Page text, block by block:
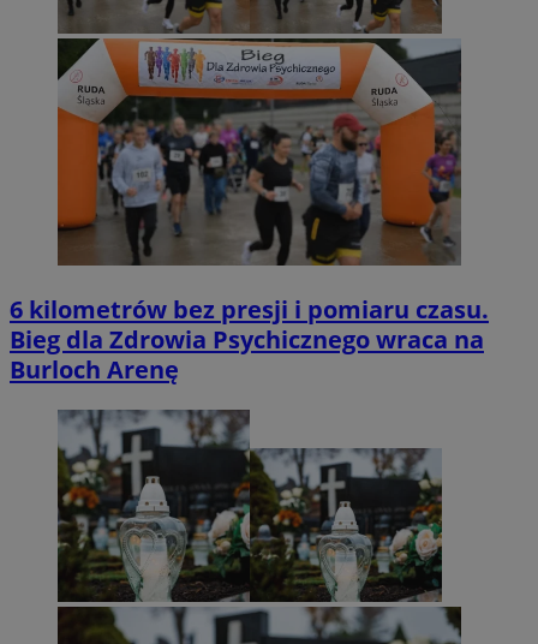
6 kilometrów bez presji i pomiaru czasu.
Bieg dla Zdrowia Psychicznego wraca na
Burloch Arenę